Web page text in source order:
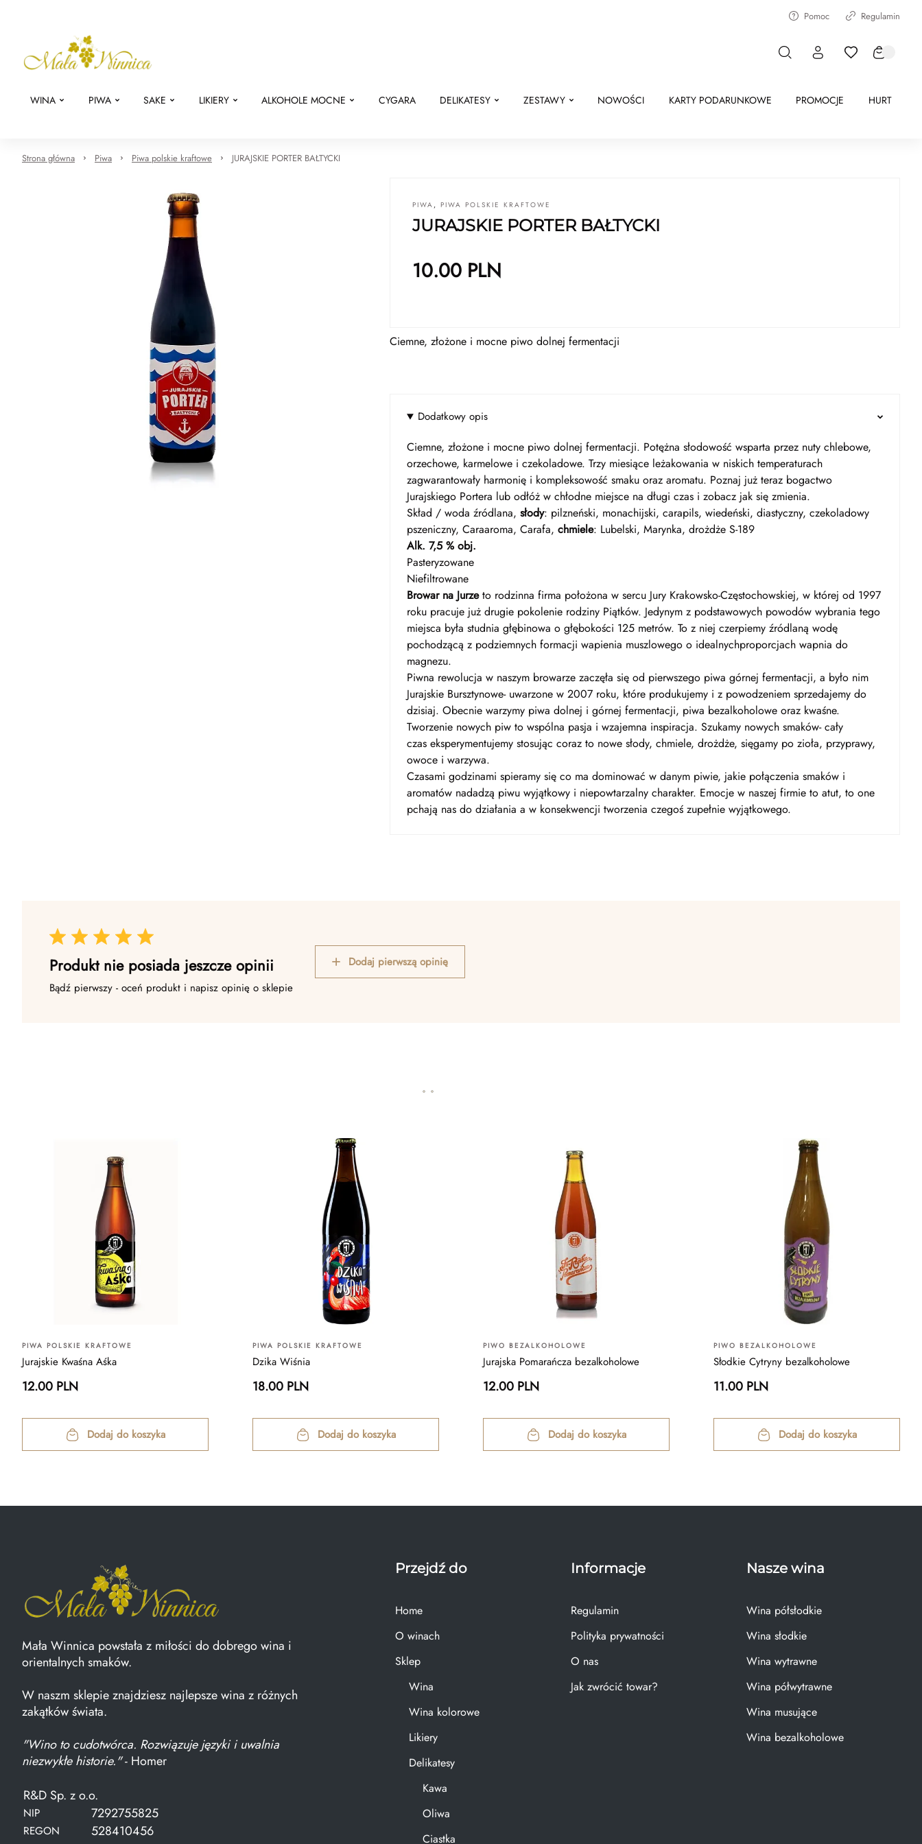
Pomoc Regulamin
WINA PIWA SAKE LIKIERY ALKOHOLE MOCNE CYGARA DELIKATESY ZESTAWY NOWOŚCI KARTY PODARUNKOWE PROMOCJE HURT
Strona główna Piwa Piwa polskie kraftowe JURAJSKIE PORTER BAŁTYCKI
PIWA , PIWA POLSKIE KRAFTOWE
JURAJSKIE PORTER BAŁTYCKI
10.00 PLN
Ciemne, złożone i mocne piwo dolnej fermentacji
Dodatkowy opis
Ciemne, złożone i mocne piwo dolnej fermentacji. Potężna słodowość wsparta przez nuty chlebowe,
orzechowe, karmelowe i czekoladowe. Trzy miesiące leżakowania w niskich temperaturach
zagwarantowały harmonię i kompleksowość smaku oraz aromatu. Poznaj już teraz bogactwo
Jurajskiego Portera lub odłóż w chłodne miejsce na długi czas i zobacz jak się zmienia.
Skład / woda źródlana, słody: pilzneński, monachijski, carapils, wiedeński, diastyczny, czekoladowy
pszeniczny, Caraaroma, Carafa, chmiele: Lubelski, Marynka, drożdże S-189
Alk. 7,5 % obj.
Pasteryzowane
Niefiltrowane
Browar na Jurzeto rodzinna firma położona w sercu Jury Krakowsko-Częstochowskiej, w której od 1997
roku pracuje już drugie pokolenie rodziny Piątków. Jedynym z podstawowych powodów wybrania tego
miejsca była studnia głębinowa o głębokości 125 metrów. To z niej czerpiemy źródlaną wodę
pochodzącą z podziemnych formacji wapienia muszlowego o idealnychproporcjach wapnia do
magnezu.
Piwna rewolucja w naszym browarze zaczęła się od pierwszego piwa górnej fermentacji, a było nim
Jurajskie Bursztynowe- uwarzone w 2007 roku, które produkujemy i z powodzeniem sprzedajemy do
dzisiaj. Obecnie warzymy piwa dolnej i górnej fermentacji, piwa bezalkoholowe oraz kwaśne.
Tworzenie nowych piw to wspólna pasja i wzajemna inspiracja. Szukamy nowych smaków- cały
czas eksperymentujemy stosując coraz to nowe słody, chmiele, drożdże, sięgamy po zioła, przyprawy,
owoce i warzywa.
Czasami godzinami spieramy się co ma dominować w danym piwie, jakie połączenia smaków i
aromatów nadadzą piwu wyjątkowy i niepowtarzalny charakter. Emocje w naszej firmie to atut, to one
pchają nas do działania a w konsekwencji tworzenia czegoś zupełnie wyjątkowego.
Produkt nie posiada jeszcze opinii
Bądź pierwszy - oceń produkt i napisz opinię o sklepie
Dodaj pierwszą opinię
PIWA POLSKIE KRAFTOWE
Jurajskie Kwaśna Aśka
12.00 PLN
Dodaj do koszyka
PIWA POLSKIE KRAFTOWE
Dzika Wiśnia
18.00 PLN
Dodaj do koszyka
PIWO BEZALKOHOLOWE
Jurajska Pomarańcza bezalkoholowe
12.00 PLN
Dodaj do koszyka
PIWO BEZALKOHOLOWE
Słodkie Cytryny bezalkoholowe
11.00 PLN
Dodaj do koszyka
Mała Winnica powstała z miłości do dobrego wina i
orientalnych smaków.
W naszm sklepie znajdziesz najlepsze wina z różnych
zakątków świata.
"Wino to cudotwórca. Rozwiązuje języki i uwalnia
niezwykłe historie."- Homer
R&D Sp. z o.o.
NIP 7292755825
REGON 528410456
Przejdź do
Home
O winach
Sklep
Wina
Wina kolorowe
Likiery
Delikatesy
Kawa
Oliwa
Ciastka
Informacje
Regulamin
Polityka prywatności
O nas
Jak zwrócić towar?
Nasze wina
Wina półsłodkie
Wina słodkie
Wina wytrawne
Wina półwytrawne
Wina musujące
Wina bezalkoholowe